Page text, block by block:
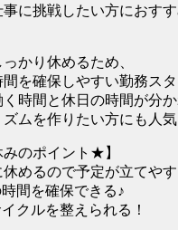
に挑戦したい方におすす
かり休めるため、
間を確保しやすい勤務スタ
時間と休日の時間が分か
ムを作りたい方にも人気
みのポイント★】
めるので予定が立てやす
間を確保できる♪
クルを整えられる！